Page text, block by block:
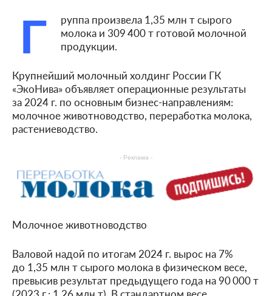
Г
руппа произвела 1,35 млн т сырого
молока и 309 400 т готовой молочной
продукции.
Крупнейший молочный холдинг России ГК
«ЭкоНива» объявляет операционные результаты
за 2024 г. по основным бизнес-направлениям:
молочное животноводство, переработка молока,
растениеводство.
- Реклама -
Молочное животноводство
Валовой надой по итогам 2024 г. вырос на 7%
до 1,35 млн т сырого молока в физическом весе,
превысив результат предыдущего года на 90 000 т